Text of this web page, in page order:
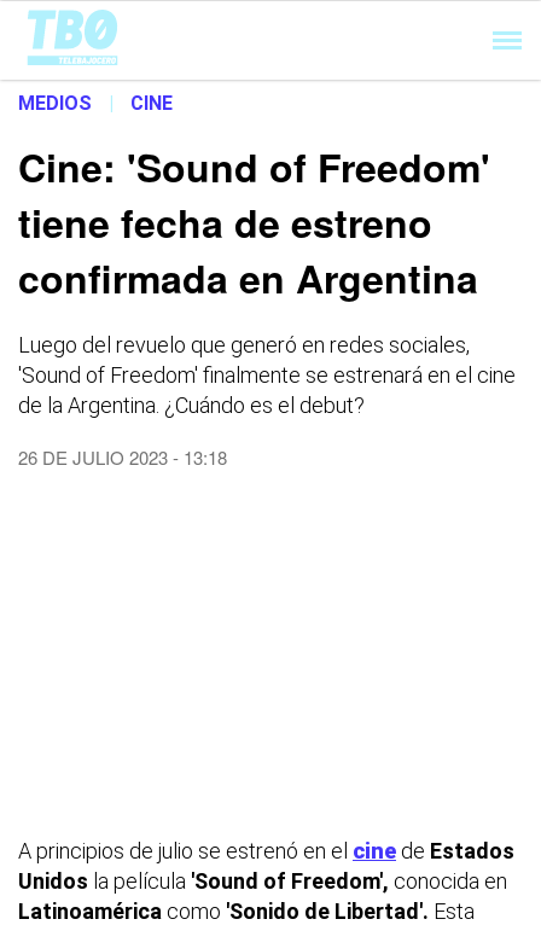
Cargando...
MEDIOS | CINE
Cine: 'Sound of Freedom'
tiene fecha de estreno
confirmada en Argentina
Luego del revuelo que generó en redes sociales,
'Sound of Freedom' finalmente se estrenará en el cine
de la Argentina. ¿Cuándo es el debut?
26 DE JULIO 2023 - 13:18
A principios de julio se estrenó en el cine de Estados
Unidos la película 'Sound of Freedom', conocida en
Latinoamérica como 'Sonido de Libertad'. Esta